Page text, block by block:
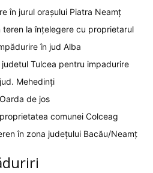
în jurul orașului Piatra Neamț
la înțelegere cu proprietarul
în jud Alba
Tulcea pentru impadurire
Mehedinți
de jos
comunei Colceag
în zona județului Bacău/Neamț